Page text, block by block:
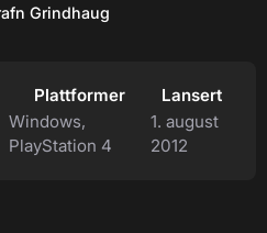
Grindhaug
Plattformer
Windows,
PlayStation 4
Lansert
1. august
2012